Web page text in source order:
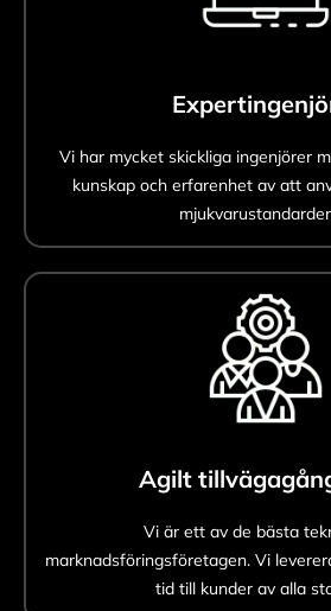
Vi har mycket skickliga ingenjörer
kunskap och erfarenhet av att
Agilt
Vi är ett av de bästa
marknadsföringsföretagen. Vi
tid till kunder av alla